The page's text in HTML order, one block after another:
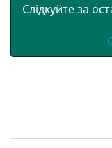
Слідкуйте за